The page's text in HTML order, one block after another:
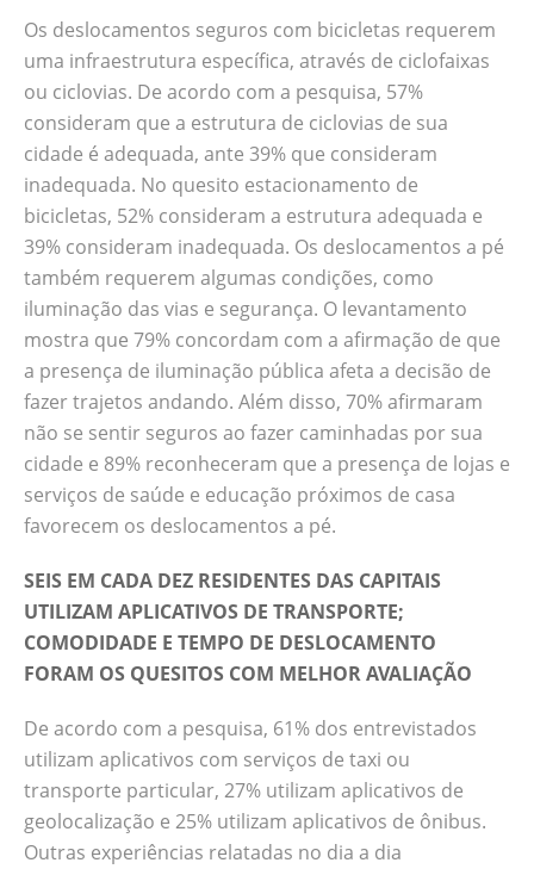
Os deslocamentos seguros com bicicletas requerem
uma infraestrutura específica, através de ciclofaixas
ou ciclovias. De acordo com a pesquisa, 57%
consideram que a estrutura de ciclovias de sua
cidade é adequada, ante 39% que consideram
inadequada. No quesito estacionamento de
bicicletas, 52% consideram a estrutura adequada e
39% consideram inadequada. Os deslocamentos a pé
também requerem algumas condições, como
iluminação das vias e segurança. O levantamento
mostra que 79% concordam com a afirmação de que
a presença de iluminação pública afeta a decisão de
fazer trajetos andando. Além disso, 70% afirmaram
não se sentir seguros ao fazer caminhadas por sua
cidade e 89% reconheceram que a presença de lojas e
serviços de saúde e educação próximos de casa
favorecem os deslocamentos a pé.
SEIS EM CADA DEZ RESIDENTES DAS CAPITAIS
UTILIZAM APLICATIVOS DE TRANSPORTE;
COMODIDADE E TEMPO DE DESLOCAMENTO
FORAM OS QUESITOS COM MELHOR AVALIAÇÃO
De acordo com a pesquisa, 61% dos entrevistados
utilizam aplicativos com serviços de taxi ou
transporte particular, 27% utilizam aplicativos de
geolocalização e 25% utilizam aplicativos de ônibus.
Outras experiências relatadas no dia a dia